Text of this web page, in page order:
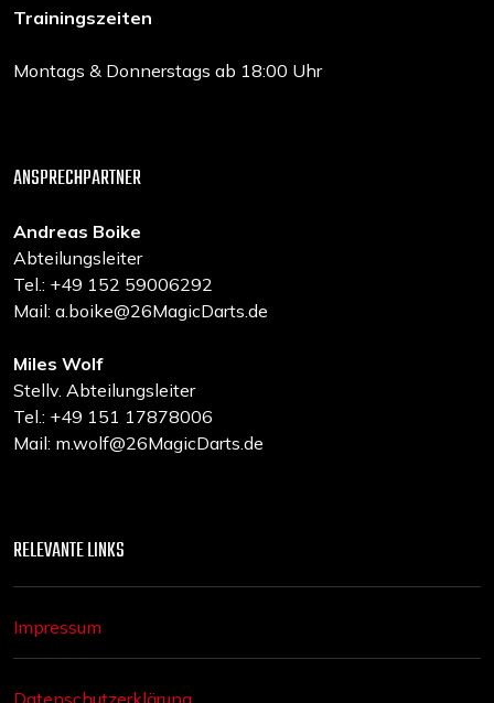
Trainingszeiten
Montags & Donnerstags ab 18:00 Uhr
ANSPRECHPARTNER
Andreas Boike
Abteilungsleiter
Tel.: +49 152 59006292
Mail: a.boike@26MagicDarts.de
Miles Wolf
Stellv. Abteilungsleiter
Tel.: +49 151 17878006
Mail: m.wolf@26MagicDarts.de
RELEVANTE LINKS
Impressum
Datenschutzerklärung